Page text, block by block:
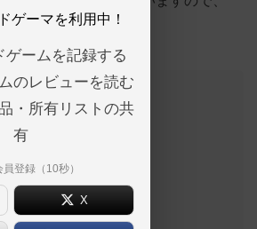
このブログの投稿者
介文が未設定のユーザーです
ゲーマを利用中！
ゲームを記録する
のレビューを読む
・所有リストの共
有
登録（10秒）
X